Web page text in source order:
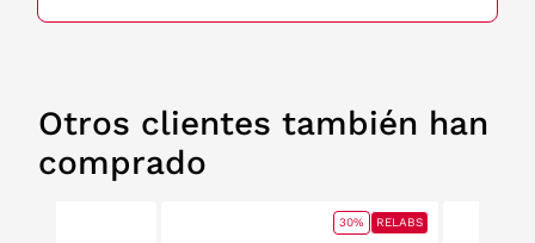
Otros clientes también han
comprado
30% RELABS